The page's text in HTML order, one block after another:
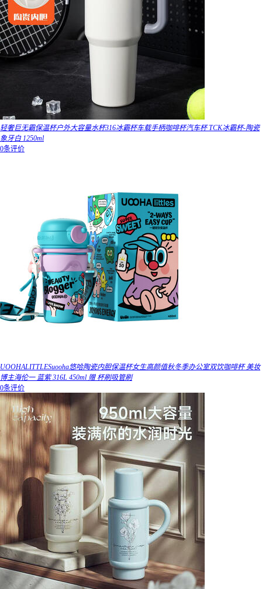
轻奢巨无霸保温杯户外大容量水杯316冰霸杯车载手柄咖啡杯汽车杯 TCK冰霸杯-陶瓷
象牙白 1250ml
0条评价
UOOHALITTLESuooha悠哈陶瓷内胆保温杯女生高颜值秋冬季办公室双饮咖啡杯 美妆
博主海伦一 蓝紫 316L 450ml 赠 杯刷吸管刷
0条评价